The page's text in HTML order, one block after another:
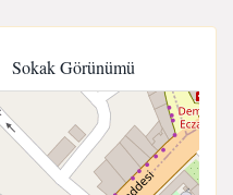
Sokak Görünümü